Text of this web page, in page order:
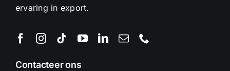
ervaring in export.
Contacteer ons